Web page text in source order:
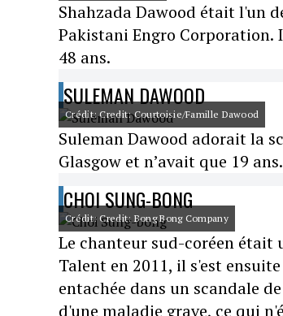
Shahzada Dawood était l'un
Pakistani Engro Corporation.
48 ans.
SULEMAN DAWOOD
Crédit: Credit: Courtoisie/Famille Dawood
Suleman Dawood adorait la
Glasgow et n’avait que 19
CHOI SUNG-BONG
Crédit: Credit: Bong Bong Company
Le chanteur sud-coréen était
Talent en 2011, il s'est
entachée dans un scandale
d'une maladie grave, ce qui